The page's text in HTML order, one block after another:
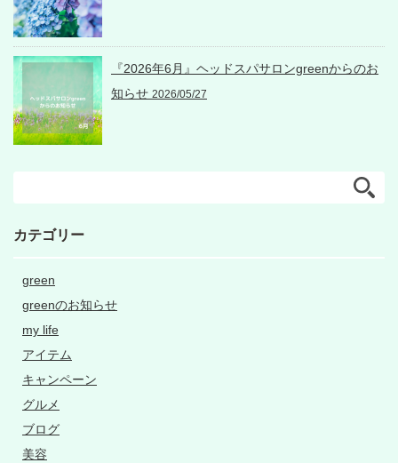
『2026年6月』ヘッドスパサロンgreenからのお
知らせ 2026/05/27
カテゴリー
green
greenのお知らせ
my life
アイテム
キャンペーン
グルメ
ブログ
美容